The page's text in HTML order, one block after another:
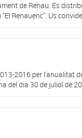
de Renau. Es
Renauenc". Us
2016 per l'anualitat
del dia 30 de juliol de